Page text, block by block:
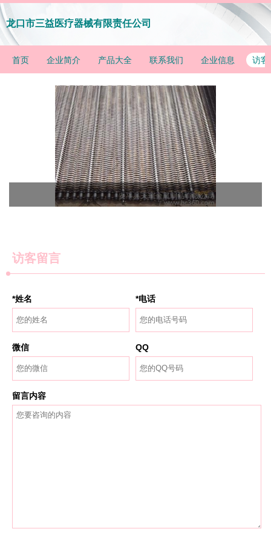
龙口市三益医疗器械有限责任公司
首页 企业简介 产品大全 联系我们 企业信息 访客
访客留言
*姓名 *电话
微信 QQ
留言内容